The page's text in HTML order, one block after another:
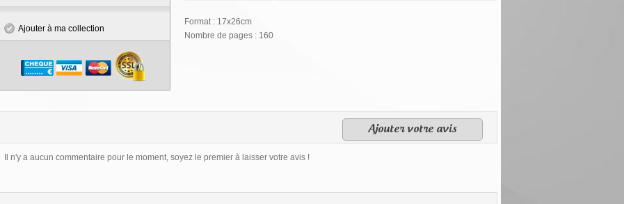
Ajouter à ma collection
Format : 17x26cm
Nombre de pages : 160
Ajouter votre avis
Il n'y a aucun commentaire pour le moment, soyez le premier à laisser votre avis !